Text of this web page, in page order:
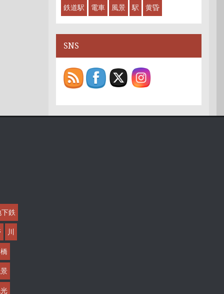
鉄道駅 電車 風景 駅 黄昏
SNS
鉄
川
橋